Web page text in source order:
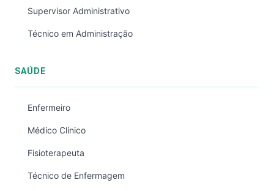
Supervisor Administrativo
Técnico em Administração
SAÚDE
Enfermeiro
Médico Clínico
Fisioterapeuta
Técnico de Enfermagem